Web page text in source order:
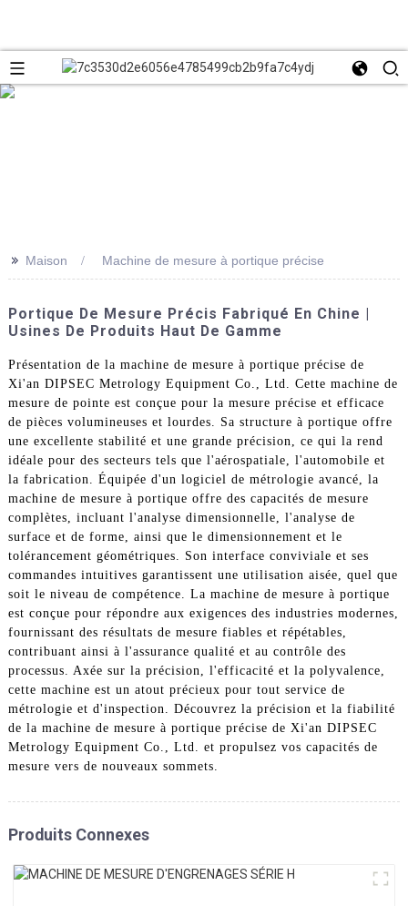
>> Maison Machine de mesure à portique précise
Portique De Mesure Précis Fabriqué En Chine |
Usines De Produits Haut De Gamme
Présentation de la machine de mesure à portique précise de
Xi'an DIPSEC Metrology Equipment Co., Ltd. Cette machine de
mesure de pointe est conçue pour la mesure précise et efficace
de pièces volumineuses et lourdes. Sa structure à portique offre
une excellente stabilité et une grande précision, ce qui la rend
idéale pour des secteurs tels que l'aérospatiale, l'automobile et
la fabrication. Équipée d'un logiciel de métrologie avancé, la
machine de mesure à portique offre des capacités de mesure
complètes, incluant l'analyse dimensionnelle, l'analyse de
surface et de forme, ainsi que le dimensionnement et le
tolérancement géométriques. Son interface conviviale et ses
commandes intuitives garantissent une utilisation aisée, quel que
soit le niveau de compétence. La machine de mesure à portique
est conçue pour répondre aux exigences des industries modernes,
fournissant des résultats de mesure fiables et répétables,
contribuant ainsi à l'assurance qualité et au contrôle des
processus. Axée sur la précision, l'efficacité et la polyvalence,
cette machine est un atout précieux pour tout service de
métrologie et d'inspection. Découvrez la précision et la fiabilité
de la machine de mesure à portique précise de Xi'an DIPSEC
Metrology Equipment Co., Ltd. et propulsez vos capacités de
mesure vers de nouveaux sommets.
Produits Connexes